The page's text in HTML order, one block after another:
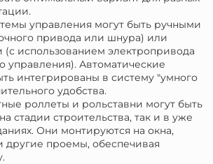
управления могут быть ручными
привода или шнура) или
(с использованием электропривода
управления). Автоматические
интегрированы в систему "умного
удобства.
роллеты и рольставни могут быть
стадии строительства, так и в уже
Они монтируются на окна,
другие проемы, обеспечивая